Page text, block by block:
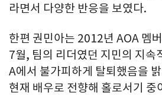
라면서 다양한 반응을 보였다.
한편 권민아는 2012년 AOA 멤
7월, 팀의 리더였던 지민의 지속
A에서 불가피하게 탈퇴했음을
현재 배우로 전향해 홀로서기 중